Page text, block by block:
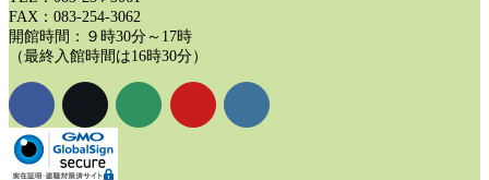
FAX：083-254-3062
開館時間：９時30分～17時
（最終入館時間は16時30分）